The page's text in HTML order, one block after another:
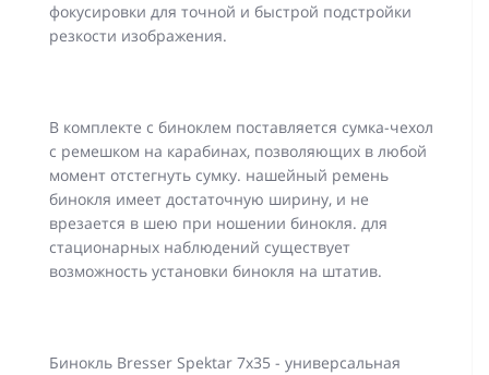
фокусировки для точной и быстрой подстройки
резкости изображения.
В комплекте с биноклем поставляется сумка-чехол
с ремешком на карабинах, позволяющих в любой
момент отстегнуть сумку. нашейный ремень
бинокля имеет достаточную ширину, и не
врезается в шею при ношении бинокля. для
стационарных наблюдений существует
возможность установки бинокля на штатив.
Бинокль Bresser Spektar 7x35 - универсальная